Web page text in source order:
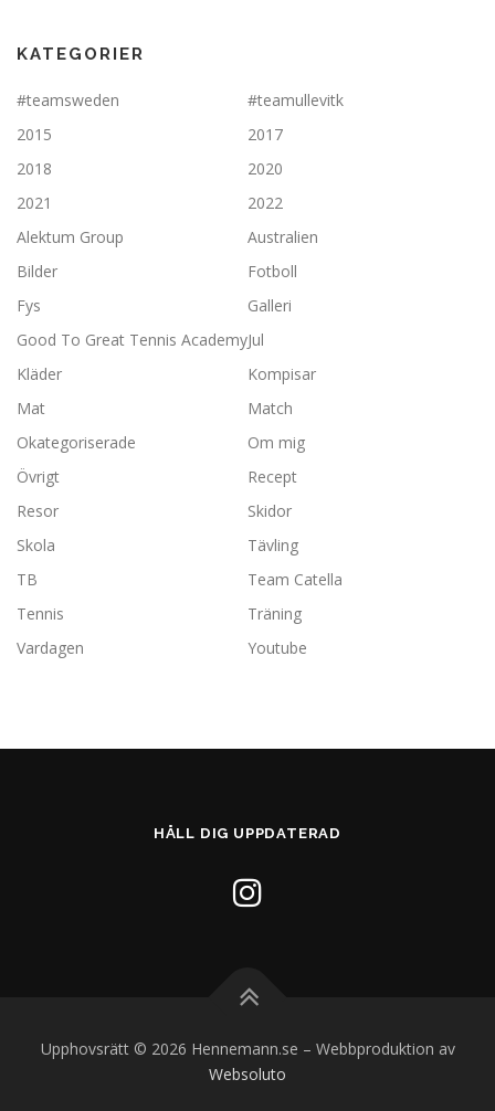
KATEGORIER
#teamsweden
#teamullevitk
2015
2017
2018
2020
2021
2022
Alektum Group
Australien
Bilder
Fotboll
Fys
Galleri
Good To Great Tennis AcademyJul
Kläder
Kompisar
Mat
Match
Okategoriserade
Om mig
Övrigt
Recept
Resor
Skidor
Skola
Tävling
TB
Team Catella
Tennis
Träning
Vardagen
Youtube
HÅLL DIG UPPDATERAD
Upphovsrätt © 2026 Hennemann.se – Webbproduktion av
Websoluto